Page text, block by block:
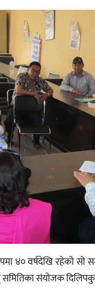
४० वर्षदेखि रहेको सो
संयोजक